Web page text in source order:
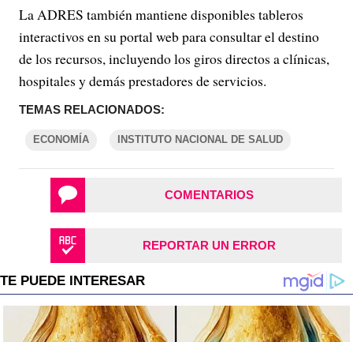
La ADRES también mantiene disponibles tableros
interactivos en su portal web para consultar el destino
de los recursos, incluyendo los giros directos a clínicas,
hospitales y demás prestadores de servicios.
TEMAS RELACIONADOS:
ECONOMÍA INSTITUTO NACIONAL DE SALUD
COMENTARIOS
REPORTAR UN ERROR